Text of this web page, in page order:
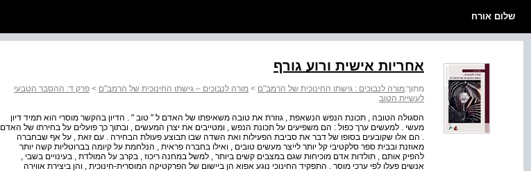
שלום אורח
אחריות אישית ורוע גורף
מתוך:מורה לנבוכים : גישתו החינוכית של הרמב"ם > מורה לנבוכים – גישתו החינוכית של הרמב"ם > פרק ד: ההסבר הטבעי
לעשיית הטוב
הסגולה הטובה , תכונת הנפש הנשאפת , גוזרת את טובה משאיפתו של האדם ל " טוב " . הדיון בהקשר מוסרי הוא תמיד דיון
מעשי . למעשים ערך כפול : הם משפיעים על תכונת הנפש , ומטייבים את יצרן המעשים , ובתוך כך פועלים על בחירתו של האדם
. הם אלו שקובעים בסופו של דבר את סביבת הפעילות ואת השדה שבו תבוצע פעולת הבחירה . עם זאת , על אף שבחברה
מאוזנת ובבית ספר סלקטיבי קל יותר לייצר מעשים טובים , ואילו בחברה פראית , הנלחמת על קיומה בברוטליות קשה יותר
להפיק אותם , תולדות אדם מוכיחות שגם במצבים קשים ביותר , למשל במחנה ריכוז , בקרב על המולדת , בעינויים בשבי ,
אנשים פעלו לפי ערכי מוסר . התפקיד החינוכי נוגע אפוא הן ביישום של הפרקטיקה המוסרית-חינוכית , והן ביצירת אווירה